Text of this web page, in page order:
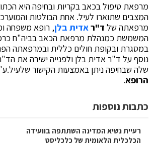
מרפאת טיפול בכאב בקריות ובחיפה היא
המצבים שתוארו לעיל. אחת הבולטות
מרפאתה של ד"ראדית בלן, רופא משפחה
המשמשת כמנהלת מרפאת הכאב בביה"ח
במסגרת ובקופת חולים כללית ובמרפאתה
נוסף על ד"ר אדית בלן ולפנייה ישירה את
שלה שבחיפה ניתן באמצעות הקישור
הרופא.
כתבות נוספות
רעיית נשיא המדינה השתתפה בוועידה
הכלכלית הלאומית של כלכליסט